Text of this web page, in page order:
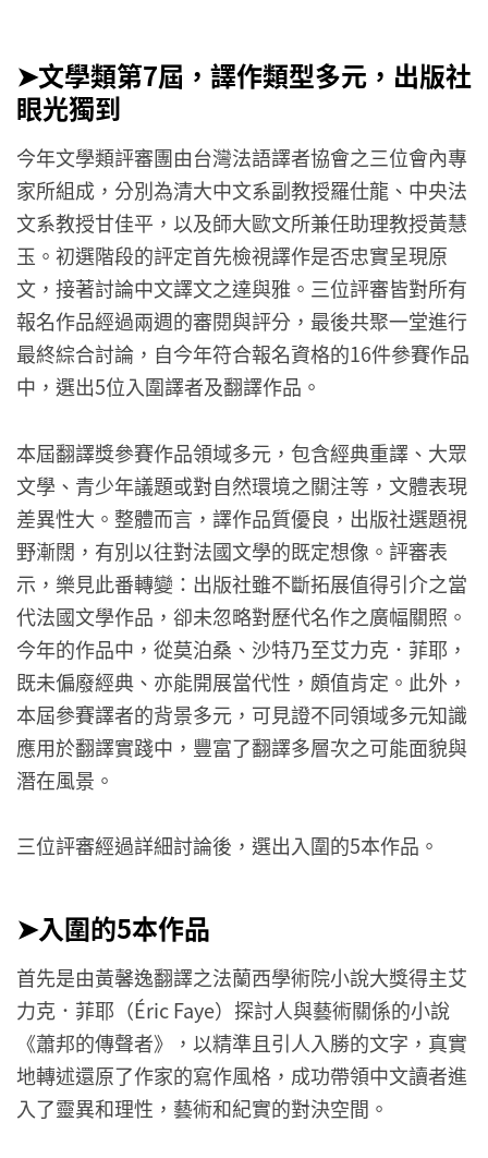
➤文學類第7屆，譯作類型多元，出版社
眼光獨到
今年文學類評審團由台灣法語譯者協會之三位會內專
家所組成，分別為清大中文系副教授羅仕龍、中央法
文系教授甘佳平，以及師大歐文所兼任助理教授黃慧
玉。初選階段的評定首先檢視譯作是否忠實呈現原
文，接著討論中文譯文之達與雅。三位評審皆對所有
報名作品經過兩週的審閱與評分，最後共聚一堂進行
最終綜合討論，自今年符合報名資格的16件參賽作品
中，選出5位入圍譯者及翻譯作品。
本屆翻譯獎參賽作品領域多元，包含經典重譯、大眾
文學、青少年議題或對自然環境之關注等，文體表現
差異性大。整體而言，譯作品質優良，出版社選題視
野漸闊，有別以往對法國文學的既定想像。評審表
示，樂見此番轉變：出版社雖不斷拓展值得引介之當
代法國文學作品，卻未忽略對歷代名作之廣幅關照。
今年的作品中，從莫泊桑、沙特乃至艾力克．菲耶，
既未偏廢經典、亦能開展當代性，頗值肯定。此外，
本屆參賽譯者的背景多元，可見證不同領域多元知識
應用於翻譯實踐中，豐富了翻譯多層次之可能面貌與
潛在風景。
三位評審經過詳細討論後，選出入圍的5本作品。
➤入圍的5本作品
首先是由黃馨逸翻譯之法蘭西學術院小說大獎得主艾
力克．菲耶（Éric Faye）探討人與藝術關係的小說
《蕭邦的傳聲者》，以精準且引人入勝的文字，真實
地轉述還原了作家的寫作風格，成功帶領中文讀者進
入了靈異和理性，藝術和紀實的對決空間。